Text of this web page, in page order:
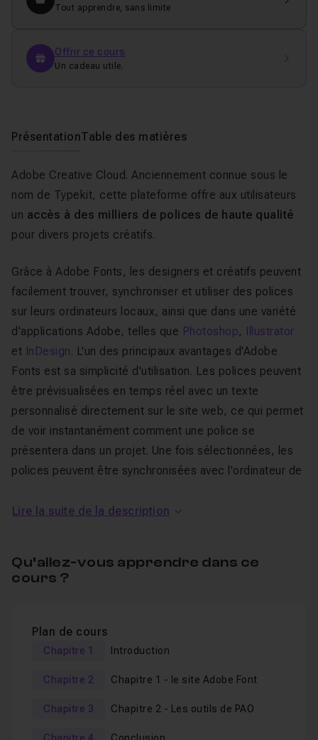
Tout apprendre, sans limite
Offrir ce cours
Un cadeau utile.
PrésentationTable des matières
Adobe Creative Cloud. Anciennement connue sous le
nom de Typekit, cette plateforme offre aux utilisateurs
un accès à des milliers de polices de haute qualité
pour divers projets créatifs.
Grâce à Adobe Fonts, les designers et créatifs peuvent
facilement trouver, synchroniser et utiliser des polices
sur leurs ordinateurs locaux, ainsi que dans une variété
d'applications Adobe, telles que Photoshop, Illustrator
et InDesign. L'un des principaux avantages d'Adobe
Fonts est sa simplicité d'utilisation. Les polices peuvent
être prévisualisées en temps réel avec un texte
personnalisé directement sur le site web, ce qui permet
de voir instantanément comment une police se
présentera dans un projet. Une fois sélectionnées, les
polices peuvent être synchronisées avec l'ordinateur de
utilisation immédiate, que ce soit en ligne ou hors ligne.
Comment utilisez Adobe Font en ligne,
L'intégration de l'outil dans les logiciels du Creative
Les paramétrages à connaître.
Lire la suite de la description
Qu’allez-vous apprendre dans ce
cours ?
Plan de cours
Chapitre 1 Introduction
Chapitre 2 Chapitre 1 - le site Adobe Font
Chapitre 3 Chapitre 2 - Les outils de PAO